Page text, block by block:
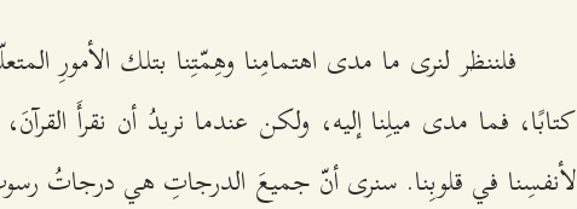
فلننظر لنرى ما مدى اهتمامِنا وهِمّتِنا بتلك الأمورِ
كتابًا، فما مدى ميلِنا إليه، ولكن عندما نريدُ أن نقرأَ
لأنفسِنا في قلوبِنا. سنرى أنّ جميعَ الدرجاتِ هي درجاتُ